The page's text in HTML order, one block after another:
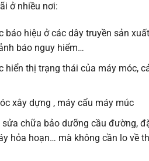
ở nhiều nơi:
hiệu ở các dây truyền sản
báo nguy hiểm…
thị trạng thái của máy móc,
xây dựng , máy cẩu máy múc
chữa bảo dưỡng cầu đường,
hỏa hoạn… mà không cần lo về